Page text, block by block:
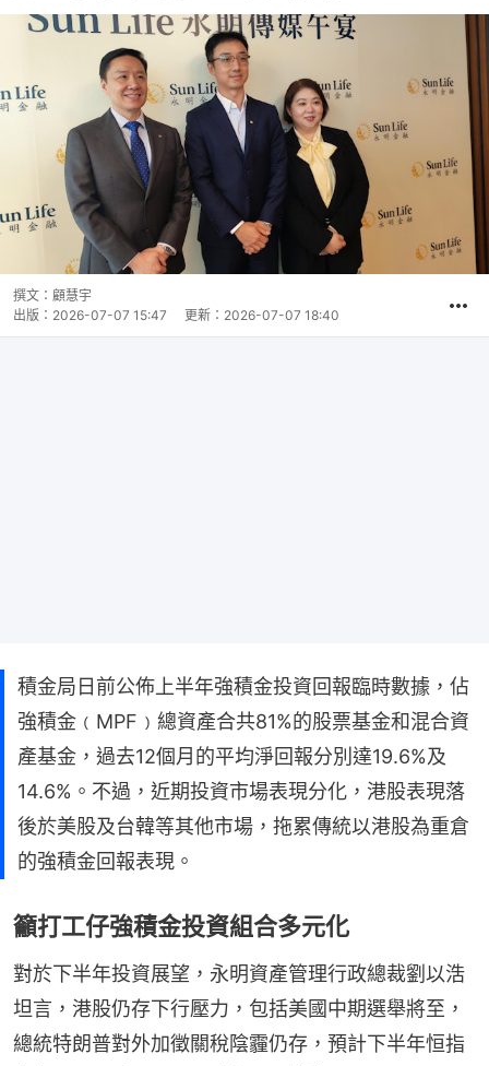
撰文： 顧慧宇
出版： 2026-07-07 15:47 更新： 2026-07-07 18:40
積金局日前公佈上半年強積金投資回報臨時數據，佔
強積金﹙MPF﹚總資產合共81%的股票基金和混合資
產基金，過去12個月的平均淨回報分別達19.6%及
14.6%。不過，近期投資市場表現分化，港股表現落
後於美股及台韓等其他市場，拖累傳統以港股為重倉
的強積金回報表現。
籲打工仔強積金投資組合多元化
對於下半年投資展望，永明資產管理行政總裁劉以浩
坦言，港股仍存下行壓力，包括美國中期選舉將至，
總統特朗普對外加徵關稅陰霾仍存，預計下半年恒指